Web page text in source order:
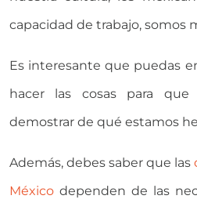
capacidad de trabajo, somos
Es interesante que puedas
hacer las cosas para
demostrar de qué estamos
Además, debes saber que las
México dependen de las